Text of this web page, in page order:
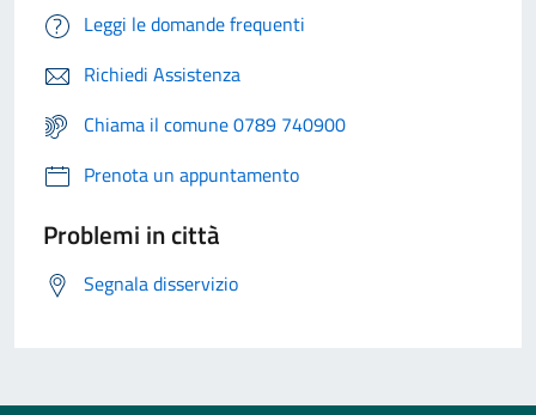
Leggi le domande frequenti
Richiedi Assistenza
Chiama il comune 0789 740900
Prenota un appuntamento
Problemi in città
Segnala disservizio